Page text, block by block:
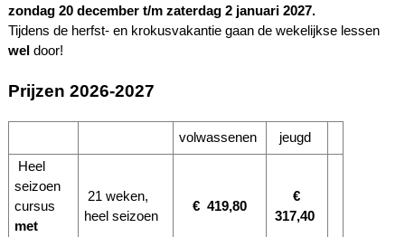
zondag 20 december t/m zaterdag 2 januari 2027.
Tijdens de herfst- en krokusvakantie gaan de wekelijkse lessen
wel door!
Prijzen 2026-2027
volwassenen
jeugd
Heel
seizoen
cursus
met
21 weken,
heel seizoen
€ 419,80
€
317,40